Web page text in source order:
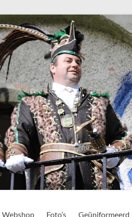
Webshop Foto’s Geüniformeerd